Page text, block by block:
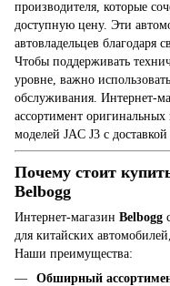
производителя, которые
доступную цену. Эти
автовладельцев благодаря
Чтобы поддерживать
уровне, важно
обслуживания. Интернет-
ассортимент
моделей JAC J3 с
Почему стоит
Belbogg
Интернет-магазин Belbogg
для китайских
Наши преимущества:
Обширный